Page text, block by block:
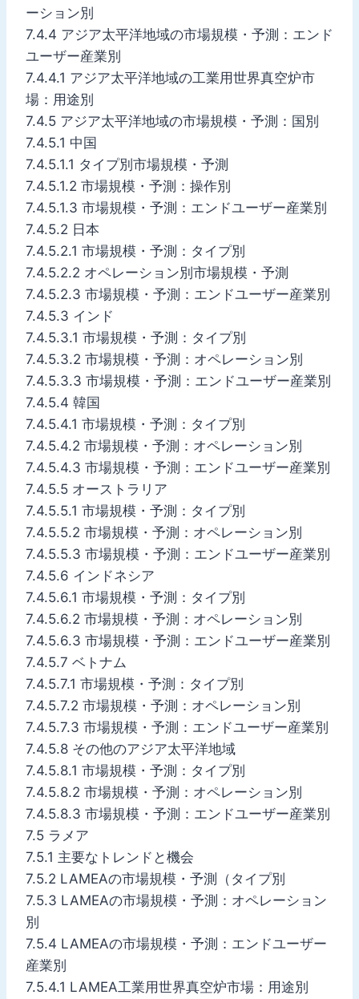
ーション別
7.4.4 アジア太平洋地域の市場規模・予測：エンド
ユーザー産業別
7.4.4.1 アジア太平洋地域の工業用世界真空炉市
場：用途別
7.4.5 アジア太平洋地域の市場規模・予測：国別
7.4.5.1 中国
7.4.5.1.1 タイプ別市場規模・予測
7.4.5.1.2 市場規模・予測：操作別
7.4.5.1.3 市場規模・予測：エンドユーザー産業別
7.4.5.2 日本
7.4.5.2.1 市場規模・予測：タイプ別
7.4.5.2.2 オペレーション別市場規模・予測
7.4.5.2.3 市場規模・予測：エンドユーザー産業別
7.4.5.3 インド
7.4.5.3.1 市場規模・予測：タイプ別
7.4.5.3.2 市場規模・予測：オペレーション別
7.4.5.3.3 市場規模・予測：エンドユーザー産業別
7.4.5.4 韓国
7.4.5.4.1 市場規模・予測：タイプ別
7.4.5.4.2 市場規模・予測：オペレーション別
7.4.5.4.3 市場規模・予測：エンドユーザー産業別
7.4.5.5 オーストラリア
7.4.5.5.1 市場規模・予測：タイプ別
7.4.5.5.2 市場規模・予測：オペレーション別
7.4.5.5.3 市場規模・予測：エンドユーザー産業別
7.4.5.6 インドネシア
7.4.5.6.1 市場規模・予測：タイプ別
7.4.5.6.2 市場規模・予測：オペレーション別
7.4.5.6.3 市場規模・予測：エンドユーザー産業別
7.4.5.7 ベトナム
7.4.5.7.1 市場規模・予測：タイプ別
7.4.5.7.2 市場規模・予測：オペレーション別
7.4.5.7.3 市場規模・予測：エンドユーザー産業別
7.4.5.8 その他のアジア太平洋地域
7.4.5.8.1 市場規模・予測：タイプ別
7.4.5.8.2 市場規模・予測：オペレーション別
7.4.5.8.3 市場規模・予測：エンドユーザー産業別
7.5 ラメア
7.5.1 主要なトレンドと機会
7.5.2 LAMEAの市場規模・予測（タイプ別
7.5.3 LAMEAの市場規模・予測：オペレーション
別
7.5.4 LAMEAの市場規模・予測：エンドユーザー
産業別
7.5.4.1 LAMEA工業用世界真空炉市場：用途別